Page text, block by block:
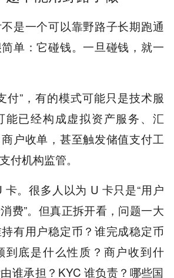
是一个可以靠野路子长期跑通
单：它碰钱。一旦碰钱，就一
付”，有的模式可能只是技术服
能已经构成虚拟资产服务、汇
户收单，甚至触发储值支付工
付机构监管。
卡。很多人以为 U 卡只是“用户
费”。但真正拆开看，问题一大
有用户稳定币？谁完成稳定币
到底是什么性质？商户收到什
谁承担？KYC 谁负责？哪些国